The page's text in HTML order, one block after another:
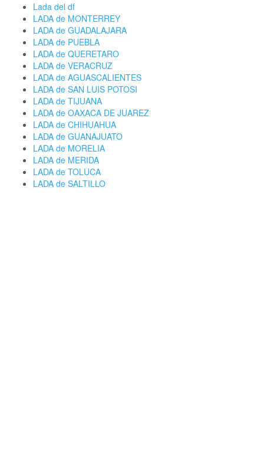
Lada del df
LADA de MONTERREY
LADA de GUADALAJARA
LADA de PUEBLA
LADA de QUERETARO
LADA de VERACRUZ
LADA de AGUASCALIENTES
LADA de SAN LUIS POTOSI
LADA de TIJUANA
LADA de OAXACA DE JUAREZ
LADA de CHIHUAHUA
LADA de GUANAJUATO
LADA de MORELIA
LADA de MERIDA
LADA de TOLUCA
LADA de SALTILLO